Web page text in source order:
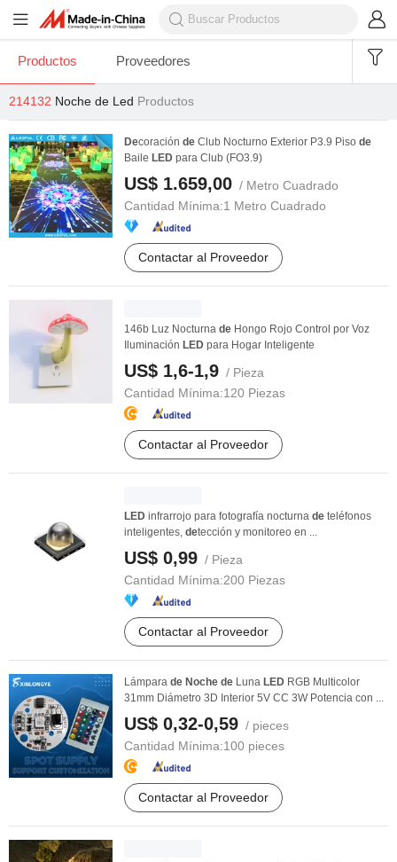
Productos Proveedores
214132 Noche de Led Productos
Decoración de Club Nocturno Exterior P3.9 Piso de
Baile LED para Club (FO3.9)
US$ 1.659,00 / Metro Cuadrado
Cantidad Mínima:1 Metro Cuadrado
Contactar al Proveedor
146b Luz Nocturna de Hongo Rojo Control por Voz
Iluminación LED para Hogar Inteligente
US$ 1,6-1,9 / Pieza
Cantidad Mínima:120 Piezas
Contactar al Proveedor
LED infrarrojo para fotografía nocturna de teléfonos
inteligentes, detección y monitoreo en ...
US$ 0,99 / Pieza
Cantidad Mínima:200 Piezas
Contactar al Proveedor
Lámpara de Noche de Luna LED RGB Multicolor
31mm Diámetro 3D Interior 5V CC 3W Potencia con ...
US$ 0,32-0,59 / pieces
Cantidad Mínima:100 pieces
Contactar al Proveedor